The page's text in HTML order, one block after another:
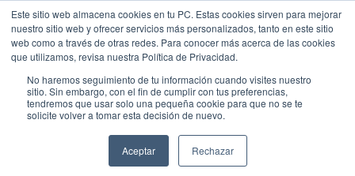
Este sitio web almacena cookies en tu PC. Estas cookies sirven para mejorar
nuestro sitio web y ofrecer servicios más personalizados, tanto en este sitio
web como a través de otras redes. Para conocer más acerca de las cookies
que utilizamos, revisa nuestra Política de Privacidad.
No haremos seguimiento de tu información cuando visites nuestro
sitio. Sin embargo, con el fin de cumplir con tus preferencias,
tendremos que usar solo una pequeña cookie para que no se te
solicite volver a tomar esta decisión de nuevo.
Aceptar Rechazar
UNEIX-
TE
Etiqueta:KUN Key
Notes
Transformación Urbana y